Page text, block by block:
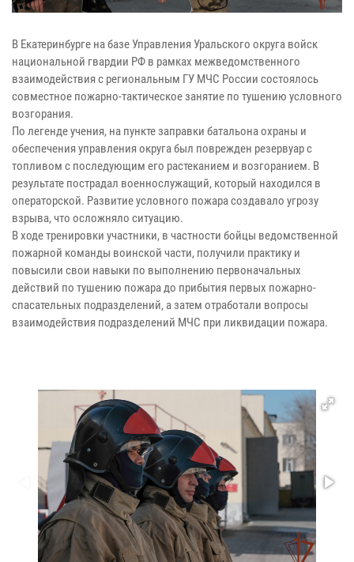
В Екатеринбурге на базе Управления Уральского округа войск
национальной гвардии РФ в рамках межведомственного
взаимодействия с региональным ГУ МЧС России состоялось
совместное пожарно-тактическое занятие по тушению условного
возгорания.
По легенде учения, на пункте заправки батальона охраны и
обеспечения управления округа был поврежден резервуар с
топливом с последующим его растеканием и возгоранием. В
результате пострадал военнослужащий, который находился в
операторской. Развитие условного пожара создавало угрозу
взрыва, что осложняло ситуацию.
В ходе тренировки участники, в частности бойцы ведомственной
пожарной команды воинской части, получили практику и
повысили свои навыки по выполнению первоначальных
действий по тушению пожара до прибытия первых пожарно-
спасательных подразделений, а затем отработали вопросы
взаимодействия подразделений МЧС при ликвидации пожара.